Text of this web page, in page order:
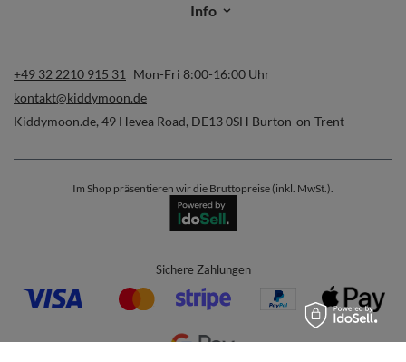
Info
+49 32 2210 915 31
Mon-Fri 8:00-16:00 Uhr
kontakt@kiddymoon.de
Kiddymoon.de, 49 Hevea Road, DE13 0SH Burton-on-Trent
Im Shop präsentieren wir die Bruttopreise (inkl. MwSt.).
Sichere Zahlungen